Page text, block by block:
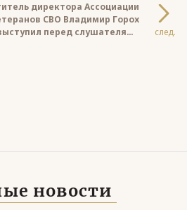
директора Ассоциации
СВО Владимир Горох
перед слушателями
след.
новости